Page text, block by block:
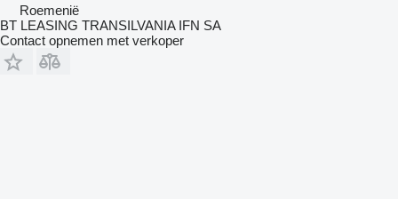
Roemenië
BT LEASING TRANSILVANIA IFN SA
Contact opnemen met verkoper